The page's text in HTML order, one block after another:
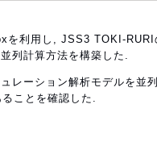
を利用し, JSS3 TOKI-
列計算方法を構築した.
レーション解析モデルを並
ことを確認した.